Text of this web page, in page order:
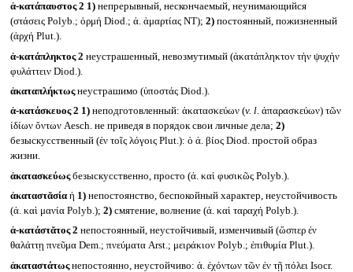
ἀ-κατάπαυστος 2 1)непрерывный, нескончаемый, неунимающийся
(στάσεις Polyb.; ὁρμή Diod.; ἀ. ἁμαρτίας NT); 2)постоянный, пожизненный
(ἀρχή Plut.).
ἀ-κατάπληκτος 2 неустрашенный, невозмутимый (ἀκατάπληκτον τὴν ψυχὴν
φυλάττειν Diod.).
ἀκαταπλήκτωςнеустрашимо (ὑποστάς Diod.).
ἀ-κατάσκευος 2 1)неподготовленный: ἀκατασκεύων (v. l. ἀπαρασκεύων) τῶν
ἰδίων ὄντων Aesch. не приведя в порядок свои личные дела; 2)
безыскусственный (ἐν τοῖς λόγοις Plut.): ὁ ἀ. βίος Diod. простой образ
жизни.
ἀκατασκεύωςбезыскусственно, просто (ἀ. καὶ φυσικῶς Polyb.).
ἀκαταστᾰσία ἡ 1)непостоянство, беспокойный характер, неустойчивость
(ἀ. καὶ μανία Polyb.); 2)смятение, волнение (ἀ. καὶ ταραχή Polyb.).
ἀ-κατάστᾰτος 2 непостоянный, неустойчивый, изменчивый (ὥσπερ ἐν
θαλάττῃ πνεῦμα Dem.; πνεύματα Arst.; μειράκιον Polyb.; ἐπιθυμία Plut.).
ἀκαταστάτωςнепостоянно, неустойчиво: ἀ. ἐχόντων τῶν ἐν τῇ πόλει Isocr.